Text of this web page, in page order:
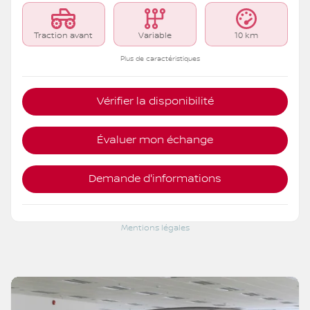
Traction avant Variable 10 km
Plus de caractéristiques
Vérifier la disponibilité
Évaluer mon échange
Demande d'informations
Mentions légales